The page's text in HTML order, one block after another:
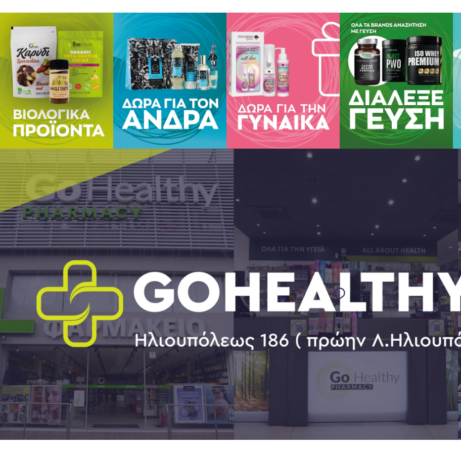
Φρούτα* 75% (μήλα* 50%, μπανάνες* 25%), νερό, *, άμυλο σίτου*), χυμός
παράγοντας: ασκορβικό οξύ. μπισκότα* 6% (σιτάλευρο*, ορός γάλακτος
Σημειώσεις: Περιέχει γλουτένη, μπορεί να περιέχει ίχνη από αβγό και ξηρούς
* Βιολογικής παραγωγής.
Μέσος όρος θρεπτικών στοιχείων ανά 100 g
Ενέργεια kJ/kcal 312/74
Λιπαρά 0,7 g
εκ των οποίων κορεσμένα λιπαρά οξέα 0,4 g
Υδατάνθρακες 15,1 g
εκ των οποίων σάκχαρα 10,9 g
Υδατάνθρακες 15,1 g
εκ των οποίων σάκχαρα
εκ των οποίων σάκχαρα 10,9 g
Πρωτεΐνες 1,0 g
Αλάτι < 0,05 g
Νάτριο < 0,02 g